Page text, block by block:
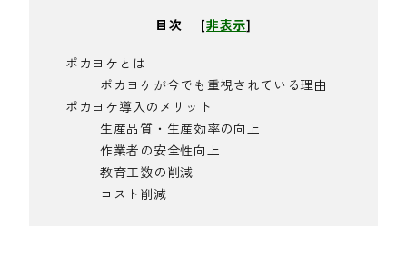
目次 [非表示]
ポカヨケとは
ポカヨケが今でも重視されている理由
ポカヨケ導入のメリット
生産品質・生産効率の向上
作業者の安全性向上
教育工数の削減
コスト削減